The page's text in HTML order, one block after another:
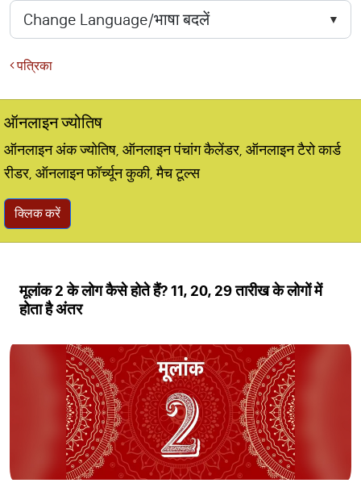
पत्रिका
ऑनलाइन ज्योतिष
ऑनलाइन अंक ज्योतिष, ऑनलाइन पंचांग कैलेंडर, ऑनलाइन टैरो कार्ड
रीडर, ऑनलाइन फॉर्च्यून कुकी, मैच टूल्स
क्लिक करें
मूलांक 2 के लोग कैसे होते हैं? 11, 20, 29 तारीख के लोगों में
होता है अंतर